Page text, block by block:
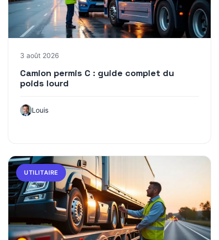
3 août 2026
Camion permis C : guide complet du
poids lourd
Louis
UTILITAIRE